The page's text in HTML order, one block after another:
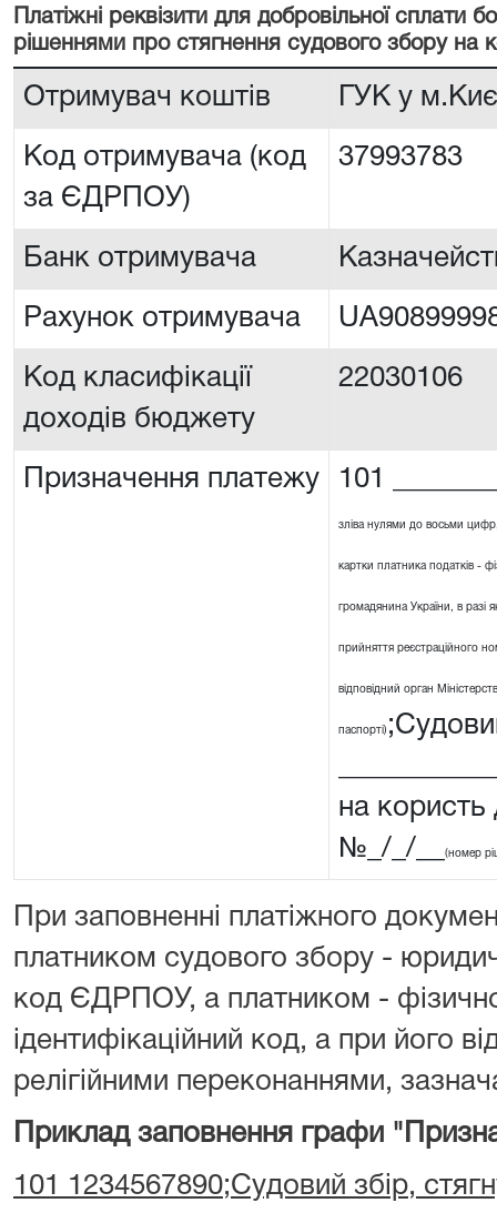
Платіжні реквізити для добровільної
рішеннями про стягнення судового збору на
Отримувач коштів ГУК у
Код отримувача (код
за ЄДРПОУ)
37993783
Банк отримувача
Рахунок отримувача
Код класифікації
доходів бюджету
22030106
Призначення платежу 101
зліва нулями до восьми
картки платника податків -
громадянина України, в разі
прийняття реєстраційного
відповідний орган
паспорті)
на
№_/_/__
(номер
При заповненні платіжного
платником судового збору -
код ЄДРПОУ, а платником -
ідентифікаційний код, а при його
релігійними переконаннями,
Приклад заповнення графи
101 1234567890;Судовий збір,